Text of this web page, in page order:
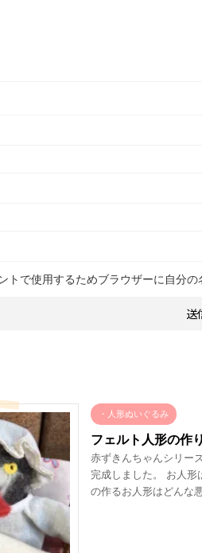
トで使用するためブラウザーに自分
・人形ぬいぐるみ
フェルト人形の作
赤ずきんちゃんシリー
完成しました。 お人形
の作るお人形はどんな